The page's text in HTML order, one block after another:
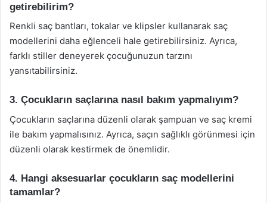
getirebilirim?
Renkli saç bantları, tokalar ve klipsler kullanarak saç
modellerini daha eğlenceli hale getirebilirsiniz. Ayrıca,
farklı stiller deneyerek çocuğunuzun tarzını
yansıtabilirsiniz.
3. Çocukların saçlarına nasıl bakım yapmalıyım?
Çocukların saçlarına düzenli olarak şampuan ve saç kremi
ile bakım yapmalısınız. Ayrıca, saçın sağlıklı görünmesi için
düzenli olarak kestirmek de önemlidir.
4. Hangi aksesuarlar çocukların saç modellerini
tamamlar?